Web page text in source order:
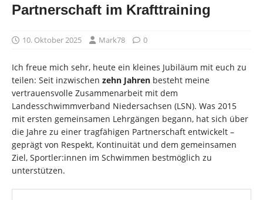
Partnerschaft im Krafttraining
10. Oktober 2025 Mark78 0
Ich freue mich sehr, heute ein kleines Jubiläum mit euch zu
teilen: Seit inzwischen zehn Jahren besteht meine
vertrauensvolle Zusammenarbeit mit dem
Landesschwimmverband Niedersachsen (LSN). Was 2015
mit ersten gemeinsamen Lehrgängen begann, hat sich über
die Jahre zu einer tragfähigen Partnerschaft entwickelt –
geprägt von Respekt, Kontinuität und dem gemeinsamen
Ziel, Sportler:innen im Schwimmen bestmöglich zu
unterstützen.